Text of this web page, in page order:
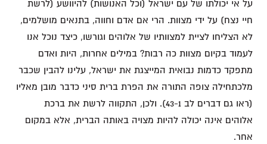
על אי יכולתו של עם ישראל (וכל האנושות) להיוושע (לרשת
חיי נצח) על ידי מצוות. הרי אם אדם וחווה, בתנאים מושלמים,
לא הצליחו לציית למצוותיו של אלוהים וגורשו, כיצד נוכל אנו
לעמוד בקיום מצוות כה רבות? במילים אחרות, היות ואדם
מתפקד כדמות נבואית המייצגת את ישראל, עלינו להבין שכבר
מלכתחילה צופה התורה את הפרת ברית סיני כדבר מובן מאליו
(ראו גם דברים לב 43-1). ולכן, התקווה לרשת את ברכת
אלוהים אינה יכולה להיות מצויה באותה הברית, אלא במקום
אחר.